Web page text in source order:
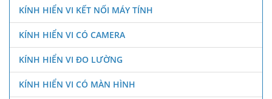
KÍNH HIỂN VI KẾT NỐI MÁY TÍNH
KÍNH HIỂN VI CÓ CAMERA
KÍNH HIỂN VI ĐO LƯỜNG
KÍNH HIỂN VI CÓ MÀN HÌNH